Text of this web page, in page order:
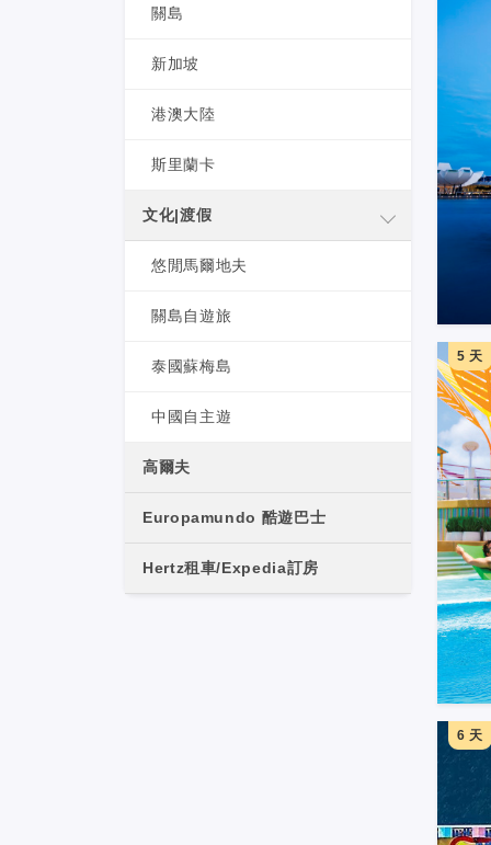
關島
新加坡
港澳大陸
斯里蘭卡
文化|渡假
悠閒馬爾地夫
關島自遊旅
泰國蘇梅島
中國自主遊
高爾夫
Europamundo 酷遊巴士
Hertz租車/Expedia訂房
5 天
6 天